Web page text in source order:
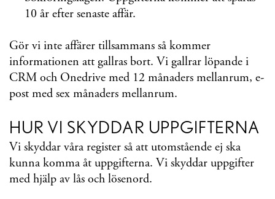
10 år efter senaste affär.
Gör vi inte affärer tillsammans så kommer
informationen att gallras bort. Vi gallrar löpande i
CRM och Onedrive med 12 månaders mellanrum, e-
post med sex månaders mellanrum.
HUR VI SKYDDAR UPPGIFTERNA
Vi skyddar våra register så att utomstående ej ska
kunna komma åt uppgifterna. Vi skyddar uppgifter
med hjälp av lås och lösenord.